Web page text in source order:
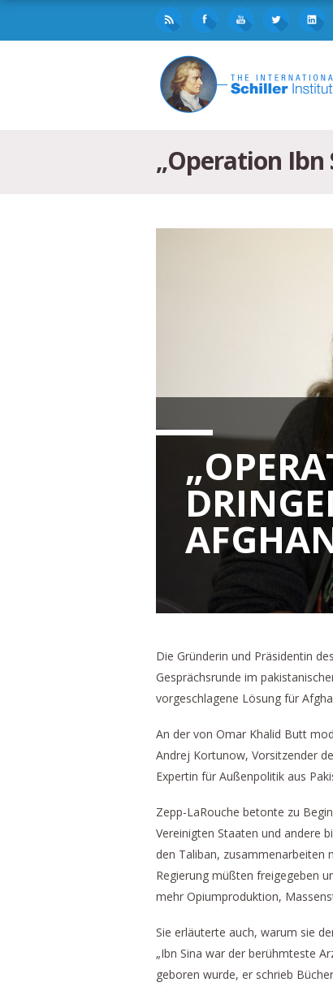
„Operation Ibn
Die Gründerin und Präsidentin
Gesprächsrunde im
vorgeschlagene Lösung für
An der von Omar Khalid Butt
Andrej Kortunow, Vorsitzender
Expertin für Außenpolitik aus
Zepp-LaRouche betonte zu
Vereinigten Staaten und andere
den Taliban, zusammenarbeiten
Regierung müßten freigegeben
mehr Opiumproduktion,
Sie erläuterte auch, warum sie
„Ibn Sina war der berühmteste
geboren wurde, er schrieb